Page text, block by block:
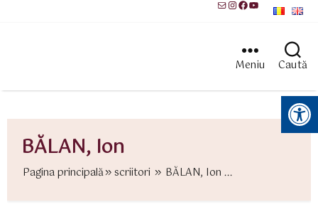
MailInstagram
Facebook
YouTube
Meniu Caută
Instrumente pentru accesibilitate
BĂLAN, Ion
Pagina principală scriitori BĂLAN, Ion ...